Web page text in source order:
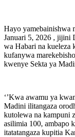
Hayo yamebainishwa
Januari 5, 2026 , jijini
wa Habari na kueleza
kufanywa
kwenye Sekta ya
‘’Kwa awamu ya
Madini ilitangaza
kutolewa na kampuni
asilimia 100, ambapo
itatatangaza kupitia